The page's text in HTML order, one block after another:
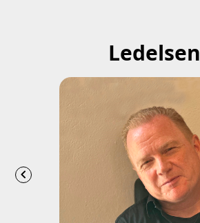
Ledelsen
chevron_left